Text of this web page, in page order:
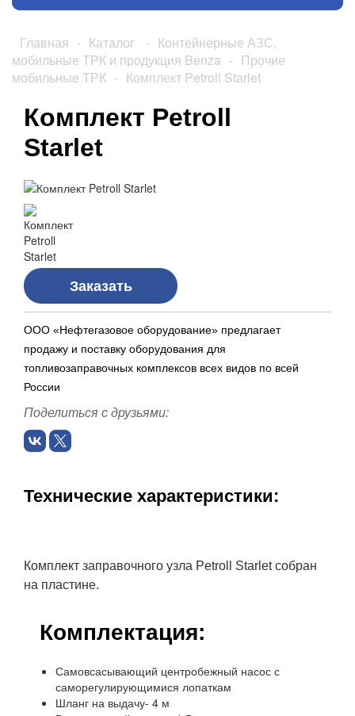
Главная - Каталог - Контейнерные АЗС,
мобильные ТРК и продукция Benza - Прочие
мобильные ТРК - Комплект Petroll Starlet
Комплект Petroll
Starlet
Заказать
ООО «Нефтегазовое оборудование» предлагает
продажу и поставку оборудования для
топливозаправочных комплексов всех видов по всей
России
Поделиться с друзьями:
Технические характеристики:
Комплект заправочного узла Petroll Starlet собран
на пластине.
Комплектация:
Самовсасывающий центробежный насос с
саморегулирующимися лопаткам
Шланг на выдачу- 4 м